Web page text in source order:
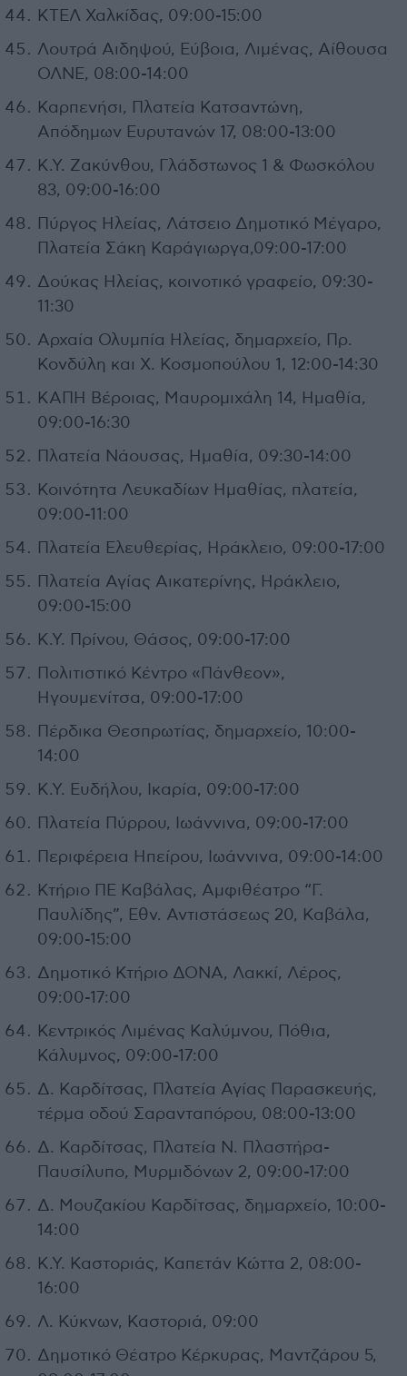
ΚΤΕΛ Χαλκίδας, 09:00-15:00
Λουτρά Αιδηψού, Εύβοια, Λιμένας, Αίθουσα
ΟΛΝΕ, 08:00-14:00
Καρπενήσι, Πλατεία Κατσαντώνη,
Απόδημων Ευρυτανών 17, 08:00-13:00
Κ.Υ. Ζακύνθου, Γλάδστωνος 1 & Φωσκόλου
83, 09:00-16:00
Πύργος Ηλείας, Λάτσειο Δημοτικό Μέγαρο,
Πλατεία Σάκη Καράγιωργα,09:00-17:00
Δούκας Ηλείας, κοινοτικό γραφείο, 09:30-
11:30
Αρχαία Ολυμπία Ηλείας, δημαρχείο, Πρ.
Κονδύλη και Χ. Κοσμοπούλου 1, 12:00-14:30
ΚΑΠΗ Βέροιας, Μαυρομιχάλη 14, Ημαθία,
09:00-16:30
Πλατεία Νάουσας, Ημαθία, 09:30-14:00
Κοινότητα Λευκαδίων Ημαθίας, πλατεία,
09:00-11:00
Πλατεία Ελευθερίας, Ηράκλειο, 09:00-17:00
Πλατεία Αγίας Αικατερίνης, Ηράκλειο,
09:00-15:00
Κ.Υ. Πρίνου, Θάσος, 09:00-17:00
Πολιτιστικό Κέντρο «Πάνθεον»,
Ηγουμενίτσα, 09:00-17:00
Πέρδικα Θεσπρωτίας, δημαρχείο, 10:00-
14:00
Κ.Υ. Ευδήλου, Ικαρία, 09:00-17:00
Πλατεία Πύρρου, Ιωάννινα, 09:00-17:00
Περιφέρεια Ηπείρου, Ιωάννινα, 09:00-14:00
Κτήριο ΠΕ Καβάλας, Αμφιθέατρο “Γ.
Παυλίδης”, Εθν. Αντιστάσεως 20, Καβάλα,
09:00-15:00
Δημοτικό Κτήριο ΔΟΝΑ, Λακκί, Λέρος,
09:00-17:00
Κεντρικός Λιμένας Καλύμνου, Πόθια,
Κάλυμνος, 09:00-17:00
Δ. Καρδίτσας, Πλατεία Αγίας Παρασκευής,
τέρμα οδού Σαρανταπόρου, 08:00-13:00
Δ. Καρδίτσας, Πλατεία Ν. Πλαστήρα-
Παυσίλυπο, Μυρμιδόνων 2, 09:00-17:00
Δ. Μουζακίου Καρδίτσας, δημαρχείο, 10:00-
14:00
Κ.Υ. Καστοριάς, Καπετάν Κώττα 2, 08:00-
16:00
Λ. Κύκνων, Καστοριά, 09:00
Δημοτικό Θέατρο Κέρκυρας, Μαντζάρου 5,